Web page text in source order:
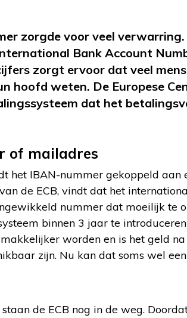
zorgde voor veel
Bank Account
zorgt ervoor dat veel
hoofd weten. De Europese
dat het
of mailadres
het IBAN-nummer gekoppeld aan
de ECB, vindt dat het
nummer dat moeilijk te
binnen 3 jaar te
worden en is het geld
zijn. Nu kan dat soms wel
de ECB nog in de weg.